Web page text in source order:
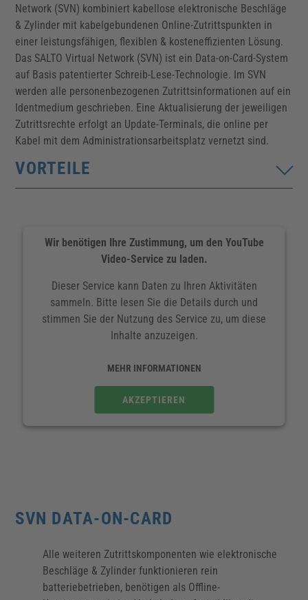
Network (SVN) kombiniert kabellose elektronische Beschläge
& Zylinder mit kabelgebundenen Online-Zutrittspunkten in
einer leistungsfähigen, flexiblen & kosteneffizienten Lösung.
Das SALTO Virtual Network (SVN) ist ein Data-on-Card-System
auf Basis patentierter Schreib-Lese-Technologie. Im SVN
werden alle personenbezogenen Zutrittsinformationen auf ein
Identmedium geschrieben. Eine Aktualisierung der jeweiligen
Zutrittsrechte erfolgt an Update-Terminals, die online per
Kabel mit dem Administrationsarbeitsplatz vernetzt sind.
VORTEILE
benötigen
nicht einzelne Türen ablaufen, um die Zutrittsrechte
zu aktualisieren, wie bei reinen Offline-Anlagen
Steuerung & Verwaltung aller Zutrittspunkte von
mehreren Administratorplätzen
Alle gängigen RFID-Verfahren möglich, auch
Multiapplikation
Präzise Zutrittsrechte für definierte Gebäude,
Das System überwacht den Batteriestand in den
Beschlägen & Zylindern & warnt bei schwachen
Wir benötigen Ihre Zustimmung, um den YouTube
Video-Service zu laden.
Dieser Service kann Daten zu Ihren Aktivitäten
sammeln. Bitte lesen Sie die Details durch und
stimmen Sie der Nutzung des Service zu, um diese
Inhalte anzuzeigen.
MEHR INFORMATIONEN
AKZEPTIEREN
SVN DATA-ON-CARD
Alle weiteren Zutrittskomponenten wie elektronische
Beschläge & Zylinder funktionieren rein
batteriebetrieben, benötigen als Offline-